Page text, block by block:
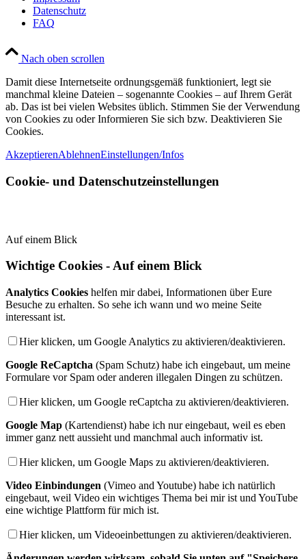
Datenschutz
FAQ
Nach oben scrollen
Damit diese Internetseite ordnungsgemäß funktioniert, legt sie
manchmal kleine Dateien – sogenannte Cookies – auf Ihrem Gerät
ab. Das ist bei vielen Websites üblich. Stimmen Sie der Verwendung
von Cookies zu oder Informieren Sie sich bzw. Deaktivieren Sie
Cookies.
AkzeptierenAblehnenEinstellungen/Infos
Cookie- und Datenschutzeinstellungen
Auf einem Blick
Wichtige Cookies - Auf einem Blick
Analytics Cookies helfen mir dabei, Informationen über Eure
Besuche zu erhalten. So sehe ich wann und wo meine Seite
interessant ist.
Hier klicken, um Google Analytics zu aktivieren/deaktivieren.
Google ReCaptcha (Spam Schutz) habe ich eingebaut, um meine
Formulare vor Spam oder anderen illegalen Dingen zu schützen.
Hier klicken, um Google reCaptcha zu aktivieren/deaktivieren.
Google Map (Kartendienst) habe ich nur eingebaut, weil es eben
immer ganz nett aussieht und manchmal auch informativ ist.
Hier klicken, um Google Maps zu aktivieren/deaktivieren.
Video Einbindungen (Vimeo and Youtube) habe ich natürlich
eingebaut, weil Video ein wichtiges Thema bei mir ist und YouTube
eine wichtige Plattform für mich ist.
Hier klicken, um Videoeinbettungen zu aktivieren/deaktivieren.